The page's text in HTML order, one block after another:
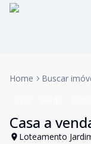
Home Buscar
Casa a
Loteamento